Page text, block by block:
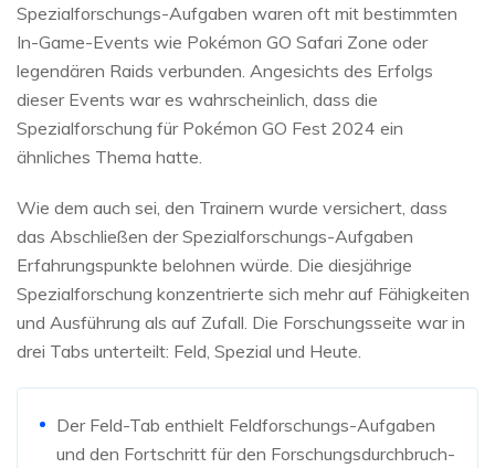
Spezialforschungs-Aufgaben waren oft mit bestimmten
In-Game-Events wie Pokémon GO Safari Zone oder
legendären Raids verbunden. Angesichts des Erfolgs
dieser Events war es wahrscheinlich, dass die
Spezialforschung für Pokémon GO Fest 2024 ein
ähnliches Thema hatte.
Wie dem auch sei, den Trainern wurde versichert, dass
das Abschließen der Spezialforschungs-Aufgaben
Erfahrungspunkte belohnen würde. Die diesjährige
Spezialforschung konzentrierte sich mehr auf Fähigkeiten
und Ausführung als auf Zufall. Die Forschungsseite war in
drei Tabs unterteilt: Feld, Spezial und Heute.
Der Feld-Tab enthielt Feldforschungs-Aufgaben
und den Fortschritt für den Forschungsdurchbruch-